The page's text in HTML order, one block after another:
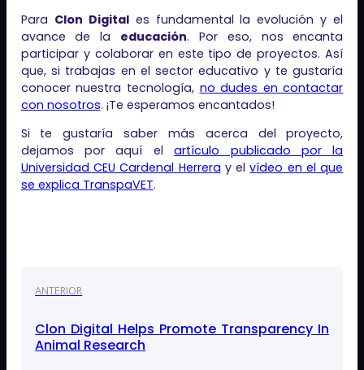
Para Clon Digitales fundamental la evolución y el
avance de la educación. Por eso, nos encanta
participar y colaborar en este tipo de proyectos. Así
que, si trabajas en el sector educativo y te gustaría
conocer nuestra tecnología, no dudes en contactar
con nosotros. ¡Te esperamos encantados!
Si te gustaría saber más acerca del proyecto,
dejamos por aquí elartículo publicado por la
Universidad CEU Cardenal Herrera y elvídeo en el que
se explica TranspaVET.
ANTERIOR
Clon Digital Helps Promote Transparency In
Animal Research